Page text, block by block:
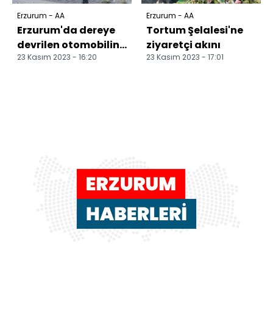
Erzurum - AA
Erzurum'da dereye
devrilen otomobilin
sürücüsü öldü
23 Kasım 2023 - 16:20
Erzurum - AA
Tortum Şelalesi'ne
ziyaretçi akını
23 Kasım 2023 - 17:01